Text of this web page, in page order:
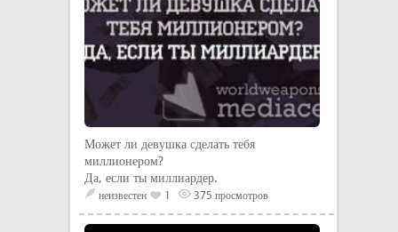
Может ли девушка сделать тебя
миллионером?
Да, если ты миллиардер.
неизвестен 1 375 просмотров